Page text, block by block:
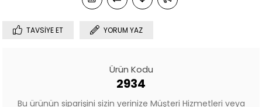
TAVSIYE ET YORUM YAZ
Ürün Kodu
2934
Bu ürünün siparişini sizin yerinize Müşteri Hizmetleri veya